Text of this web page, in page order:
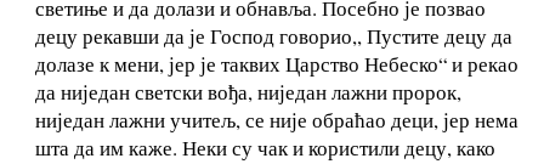
светиње и да долази и обнавља. Посебно је позвао
децу рекавши да је Господ говорио,, Пустите децу да
долазе к мени, јер је таквих Царство Небеско“ и рекао
да ниједан светски вођа, ниједан лажни пророк,
ниједан лажни учитељ, се није обраћао деци, јер нема
шта да им каже. Неки су чак и користили децу, како